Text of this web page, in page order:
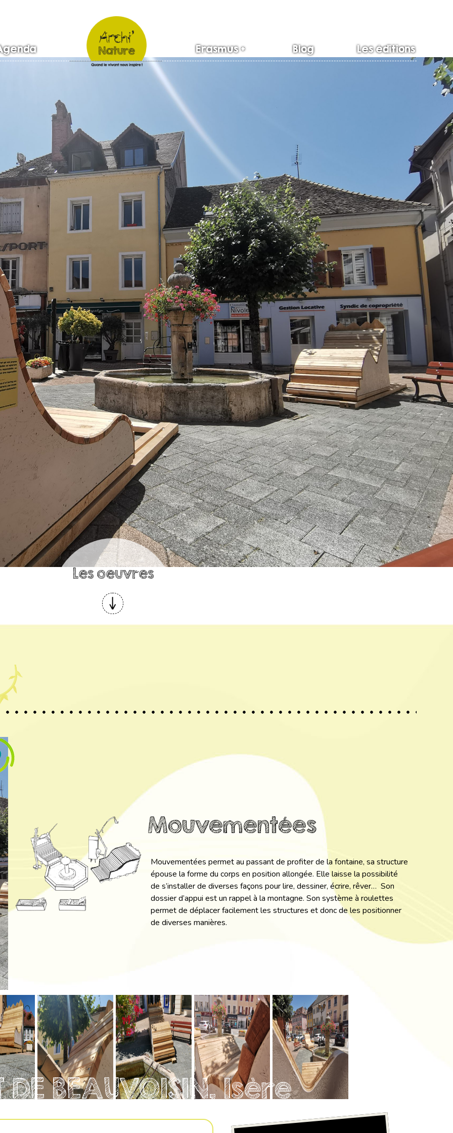
Erasmus + Blog Les éditions
Les oeuvres
Mouvementées
Mouvementées permet au passant de profiter de la fontaine, sa structure
épouse la forme du corps en position allongée. Elle laisse la possibilité
de s’installer de diverses façons pour lire, dessiner, écrire, rêver… Son
dossier d’appui est un rappel à la montagne. Son système à roulettes
permet de déplacer facilement les structures et donc de les positionner
de diverses manières.
DE BEAUVOISIN, Isère